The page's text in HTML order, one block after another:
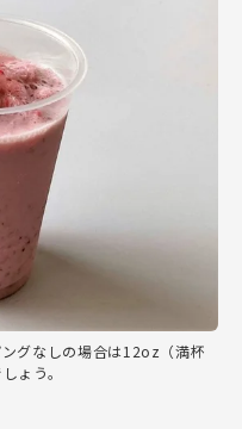
グなしの場合は12oz（満杯
ょう。